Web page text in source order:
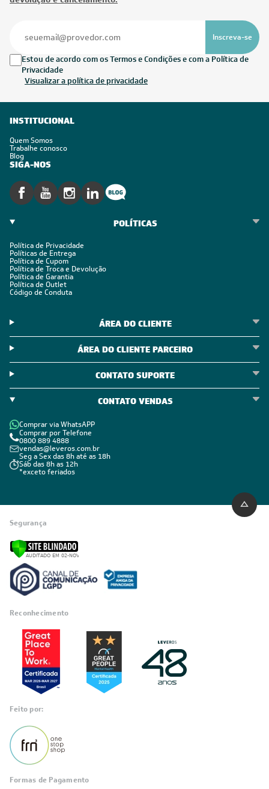
Inscreva-se
Estou de acordo com os Termos e Condições e com a Política de
Privacidade
Visualizar a política de privacidade
INSTITUCIONAL
Quem Somos
Trabalhe conosco
Blog
SIGA-NOS
POLÍTICAS
Política de Privacidade
Políticas de Entrega
Política de Cupom
Política de Troca e Devolução
Política de Garantia
Política de Outlet
Código de Conduta
ÁREA DO CLIENTE
ÁREA DO CLIENTE PARCEIRO
CONTATO SUPORTE
CONTATO VENDAS
Comprar via WhatsAPP
Comprar por Telefone
0800 889 4888
vendas@leveros.com.br
Seg a Sex das 8h até as 18h
Sáb das 8h as 12h
*exceto feriados
Segurança
Reconhecimento
Feito por:
Formas de Pagamento